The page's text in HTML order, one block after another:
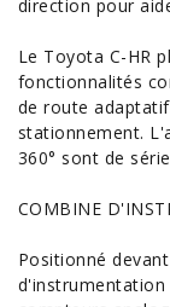
direction pour
Le Toyota C-HR
fonctionnalités
de route
stationnement.
360° sont de
COMBINE
Positionné
d'instrumentation